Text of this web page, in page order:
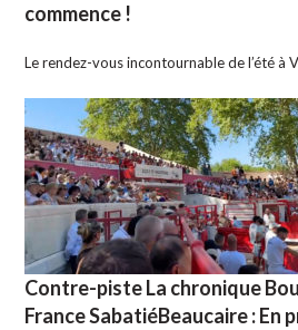
commence !
Le rendez-vous incontournable de l’été à
Contre-piste La chronique
France SabatiéBeaucaire : En